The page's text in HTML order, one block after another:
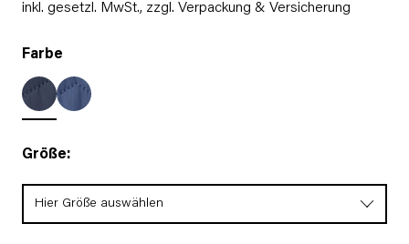
inkl. gesetzl. MwSt., zzgl. Verpackung & Versicherung
Farbe
Größe:
Hier Größe auswählen